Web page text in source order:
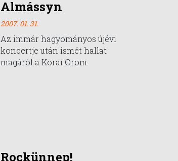
Almássyn
2007. 01. 31.
Az immár hagyományos újévi
koncertje után ismét hallat
magáról a Korai Öröm.
Rockünnep!